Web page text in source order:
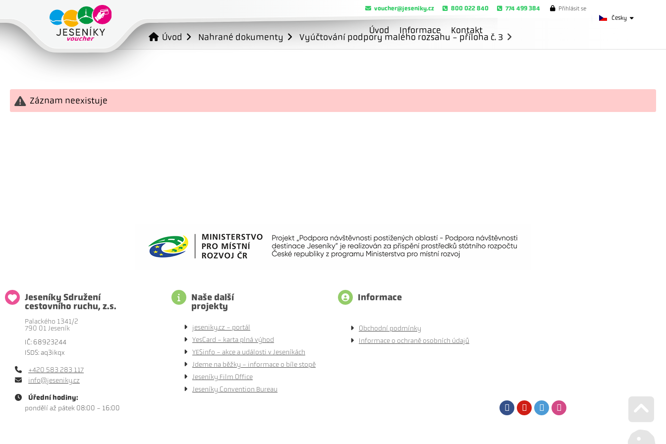
Česky
voucher@jeseniky.cz 800 022 840 774 499 384 Přihlásit se
Úvod Informace Kontakt
Úvod Nahrané dokumenty Vyúčtování podpory malého rozsahu - příloha č. 3
Záznam neexistuje
Jeseníky Sdružení
cestovního ruchu, z.s.
Palackého 1341/2
790 01 Jeseník
IČ: 68923244
ISDS: aq3ikqx
+420 583 283 117
info@jeseniky.cz
Úřední hodiny:
pondělí až pátek 08:00 - 16:00
Naše další
projekty
jeseniky.cz - portál
YesCard - karta plná výhod
YESinfo - akce a události v Jeseníkách
Jdeme na běžky - informace o bíle stopě
Jeseníky Film Office
Jeseníky Convention Bureau
Informace
Obchodní podmínky
Informace o ochraně osobních údajů
FacebookYoutubeTwitter
Go